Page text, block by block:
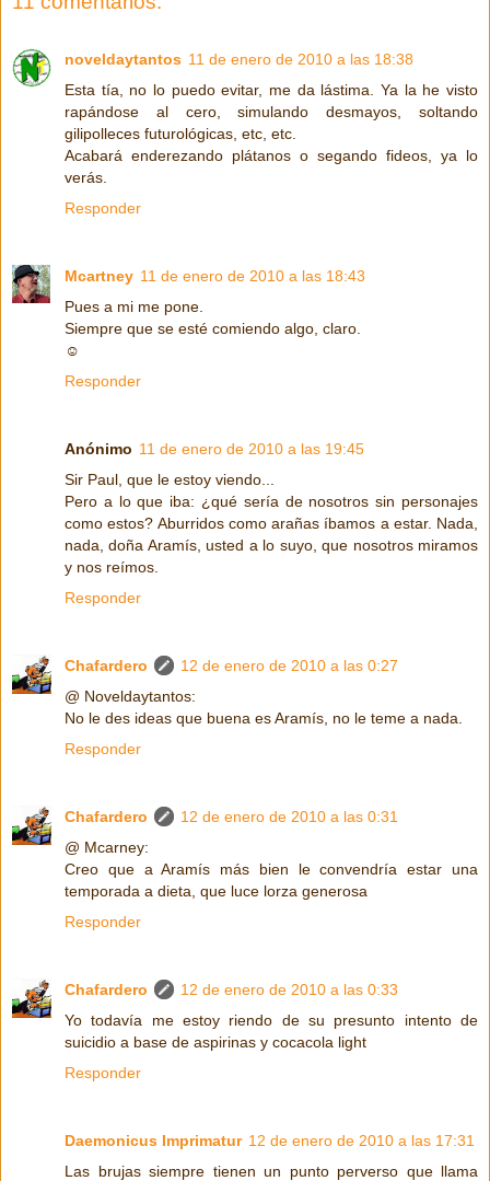
noveldaytantos 11 de enero de 2010 a las 18:38
Esta tía, no lo puedo evitar, me da lástima. Ya la he visto
rapándose al cero, simulando desmayos, soltando
gilipolleces futurológicas, etc, etc.
Acabará enderezando plátanos o segando fideos, ya lo
verás.
Responder
Mcartney 11 de enero de 2010 a las 18:43
Pues a mi me pone.
Siempre que se esté comiendo algo, claro.
☺
Responder
Anónimo 11 de enero de 2010 a las 19:45
Sir Paul, que le estoy viendo...
Pero a lo que iba: ¿qué sería de nosotros sin personajes
como estos? Aburridos como arañas íbamos a estar. Nada,
nada, doña Aramís, usted a lo suyo, que nosotros miramos
y nos reímos.
Responder
Chafardero
12 de enero de 2010 a las 0:27
@ Noveldaytantos:
No le des ideas que buena es Aramís, no le teme a nada.
Responder
Chafardero
12 de enero de 2010 a las 0:31
@ Mcarney:
Creo que a Aramís más bien le convendría estar una
temporada a dieta, que luce lorza generosa
Responder
Chafardero
12 de enero de 2010 a las 0:33
Yo todavía me estoy riendo de su presunto intento de
suicidio a base de aspirinas y cocacola light
Responder
Daemonicus Imprimatur 12 de enero de 2010 a las 17:31
Las brujas siempre tienen un punto perverso que llama